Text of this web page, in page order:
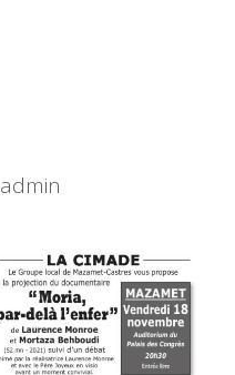
admin